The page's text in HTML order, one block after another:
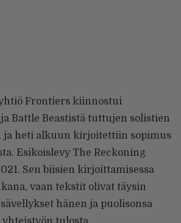
Frontiers kiinnostui
Battle Beastistä tuttujen solistien
ja heti alkuun kirjoitettiin sopimus
Esikoislevy The Reckoning
Sen biisien kirjoittamisessa
vaan tekstit olivat täysin
hänen ja puolisonsa